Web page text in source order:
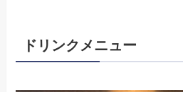
ドリンクメニュー